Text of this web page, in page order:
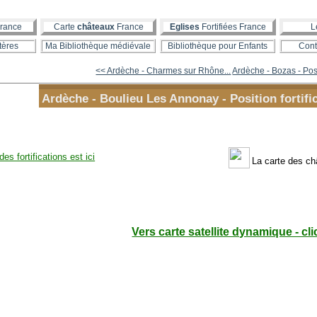
Carte châteauxFrance Eglises Fortifiées France
Ma Bibliothèque médiévale Bibliothèque pour Enfants
<< Ardèche - Charmes sur Rhône...Ardèche - Bozas -
Ardèche - Boulieu Les Annonay - Position
des fortifications est ici La carte des
Vers carte satellite dynamique -